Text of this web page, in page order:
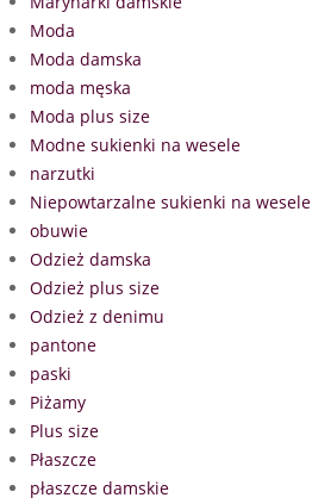
Moda
Moda damska
moda męska
Moda plus size
Modne sukienki na wesele
narzutki
Niepowtarzalne sukienki na wesele
obuwie
Odzież damska
Odzież plus size
Odzież z denimu
pantone
paski
Piżamy
Plus size
Płaszcze
płaszcze damskie